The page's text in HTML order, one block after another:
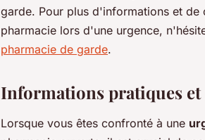
garde. Pour plus d'informations et
pharmacie lors d'une urgence,
pharmacie de garde.
Informations pratiques
Lorsque vous êtes confronté à une